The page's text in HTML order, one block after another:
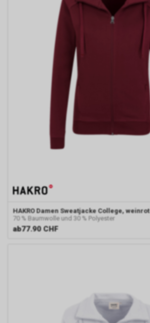
HAKRO Damen Sweatjacke College, weinrot
70 % Baumwolle und 30 % Polyester
ab77.90 CHF